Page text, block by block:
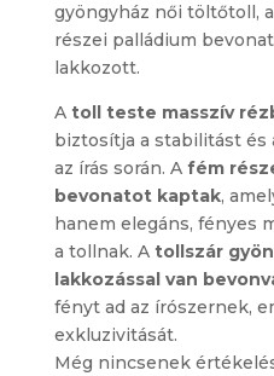
gyöngyház női töltőtoll,
részei palládium
lakkozott.
A toll teste masszív
biztosítja a stabilitást és
az írás során. A fém
bevonatot kaptak,
hanem elegáns, fényes
a tollnak. A tollszár
lakkozással van
fényt ad az írószernek,
exkluzivitását.
Még nincsenek